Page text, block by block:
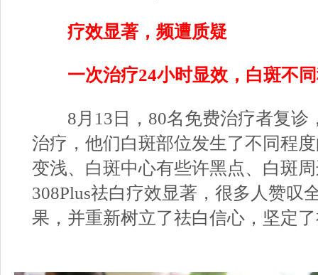
疗效显著，频遭质疑
一次治疗24小时显效，白斑不同
8月13日，80名免费治疗者复诊
治疗，他们白斑部位发生了不同程
变浅、白斑中心有些许黑点、白斑
308Plus祛白疗效显著，很多人赞叹
果，并重新树立了祛白信心，坚定